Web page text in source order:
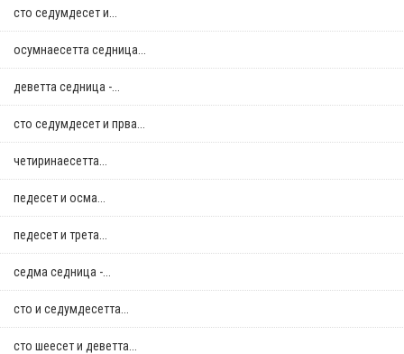
сто седумдесет и...
осумнaесетта седница...
деветта седница -...
сто седумдесет и прва...
четиринаесетта...
педесет и осма...
педесет и трета...
седма седница -...
сто и седумдесетта...
сто шеесет и деветта...